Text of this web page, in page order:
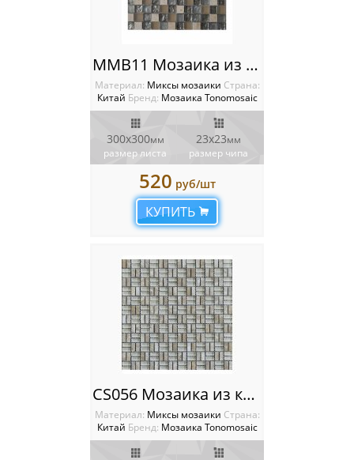
MMB11 Мозаика из камня и стекла
Материал: Миксы мозаики Cтрана:
Китай Бренд: Мозаика Tonomosaic
300х300мм
размер листа
23х23мм
размер чипа
520 руб/шт
КУПИТЬ
CS056 Мозаика из камня и стекла
Материал: Миксы мозаики Cтрана:
Китай Бренд: Мозаика Tonomosaic